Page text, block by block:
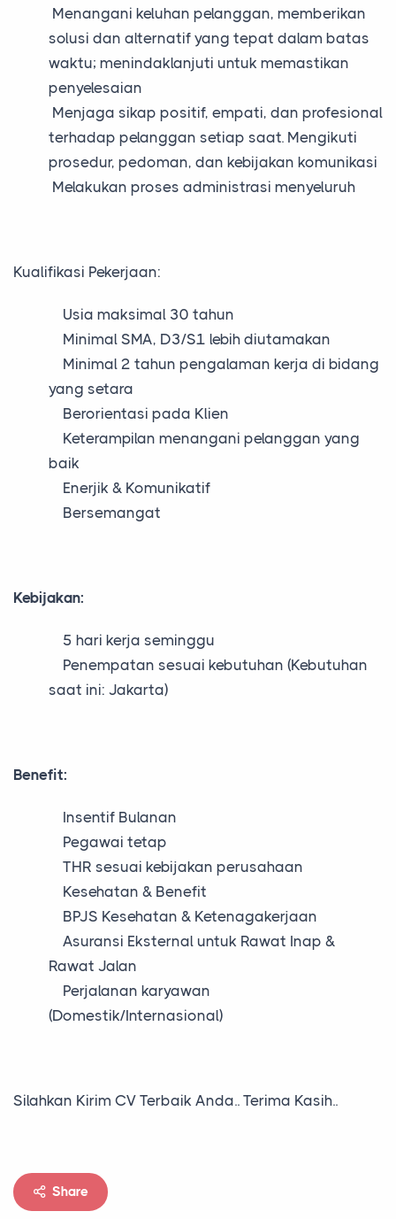
Menangani keluhan pelanggan, memberikan
solusi dan alternatif yang tepat dalam batas
waktu; menindaklanjuti untuk memastikan
penyelesaian
Menjaga sikap positif, empati, dan profesional
terhadap pelanggan setiap saat. Mengikuti
prosedur, pedoman, dan kebijakan komunikasi
Melakukan proses administrasi menyeluruh
Kualifikasi Pekerjaan:
Usia maksimal 30 tahun
Minimal SMA, D3/S1 lebih diutamakan
Minimal 2 tahun pengalaman kerja di bidang
yang setara
Berorientasi pada Klien
Keterampilan menangani pelanggan yang
baik
Enerjik & Komunikatif
Bersemangat
Kebijakan:
5 hari kerja seminggu
Penempatan sesuai kebutuhan (Kebutuhan
saat ini: Jakarta)
Benefit:
Insentif Bulanan
Pegawai tetap
THR sesuai kebijakan perusahaan
Kesehatan & Benefit
BPJS Kesehatan & Ketenagakerjaan
Asuransi Eksternal untuk Rawat Inap &
Rawat Jalan
Perjalanan karyawan
(Domestik/Internasional)
Silahkan Kirim CV Terbaik Anda.. Terima Kasih..
Share